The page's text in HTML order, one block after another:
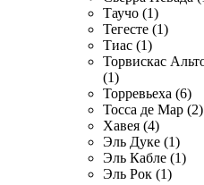
Таучо (1)
Тегесте (1)
Тиас (1)
Торвискас
(1)
Торревьеха (6)
Тосса де Мар (2)
Хавея (4)
Эль Дуке (1)
Эль Кабле (1)
Эль Рок (1)